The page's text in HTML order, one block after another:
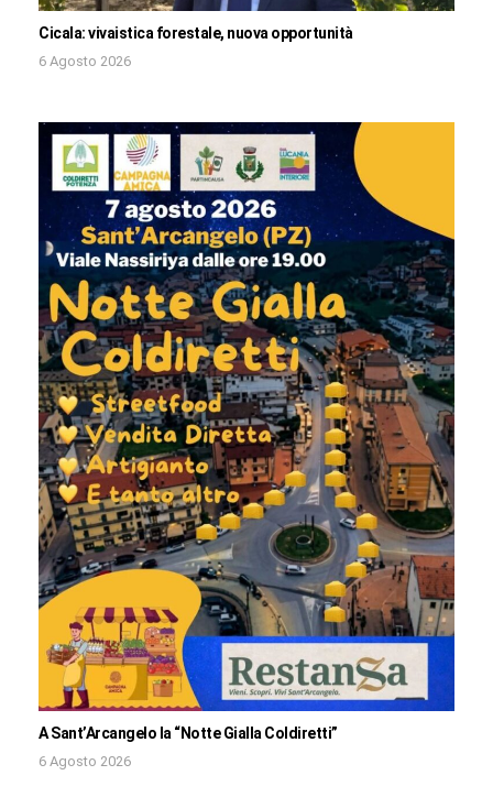
Cicala: vivaistica forestale, nuova opportunità
6 Agosto 2026
A Sant’Arcangelo la “Notte Gialla Coldiretti”
6 Agosto 2026